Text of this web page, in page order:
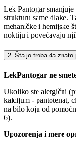
Lek Pantogar
strukturu same dlake.
mehaničke i hemijske
noktiju i povećavaju
2. Šta je treba da
LekPantogar ne
Ukoliko ste alergični
kalcijum - pantotenat,
na bilo koju od
6).
Upozorenja i mere